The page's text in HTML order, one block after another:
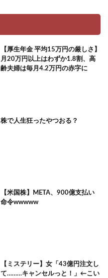
【厚生年金 平均15万円の厳しさ】
月20万円以上はわずか1.8割、高
齢夫婦は毎月4.2万円の赤字に
株で人生狂ったやつおる？
【米国株】META、900億支払い
命令wwwww
【ミステリー】女「43億円注文し
て………キャンセルっと！」←こい